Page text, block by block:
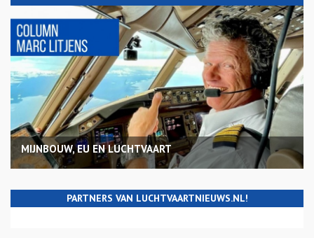
MIJNBOUW, EU EN LUCHTVAART
PARTNERS VAN LUCHTVAARTNIEUWS.NL!